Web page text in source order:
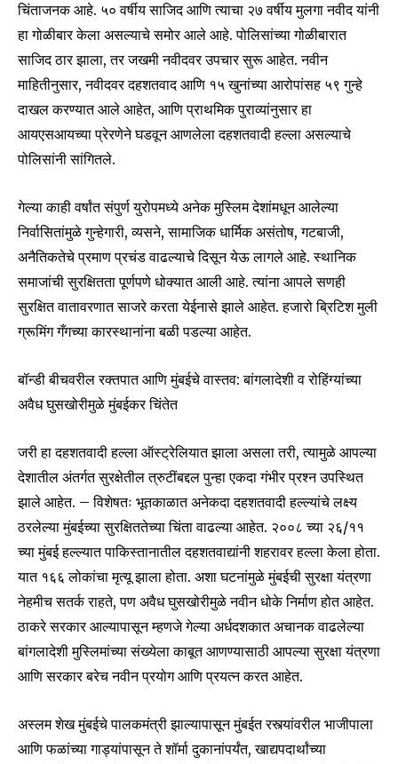
चिंताजनक आहे. ५० वर्षीय साजिद आणि त्याचा २७ वर्षीय मुलगा नवीद यांनी
हा गोळीबार केला असल्याचे समोर आले आहे. पोलिसांच्या गोळीबारात
साजिद ठार झाला, तर जखमी नवीदवर उपचार सुरू आहेत. नवीन
माहितीनुसार, नवीदवर दहशतवाद आणि १५ खुनांच्या आरोपांसह ५९ गुन्हे
दाखल करण्यात आले आहेत, आणि प्राथमिक पुराव्यांनुसार हा
आयएसआयच्या प्रेरणेने घडवून आणलेला दहशतवादी हल्ला असल्याचे
पोलिसांनी सांगितले.
गेल्या काही वर्षांत संपुर्ण युरोपमध्ये अनेक मुस्लिम देशांमधून आलेल्या
निर्वासितांमुळे गुन्हेगारी, व्यसने, सामाजिक धार्मिक असंतोष, गटबाजी,
अनैतिकतेचे प्रमाण प्रचंड वाढल्याचे दिसून येऊ लागले आहे. स्थानिक
समाजांची सुरक्षितता पूर्णपणे धोक्यात आली आहे. त्यांना आपले सणही
सुरक्षित वातावरणात साजरे करता येईनासे झाले आहेत. हजारो ब्रिटिश मुली
ग्रूमिंग गँगच्या कारस्थानांना बळी पडल्या आहेत.
बॉन्डी बीचवरील रक्तपात आणि मुंबईचे वास्तव: बांगलादेशी व रोहिंग्यांच्या
अवैध घुसखोरीमुळे मुंबईकर चिंतेत
जरी हा दहशतवादी हल्ला ऑस्ट्रेलियात झाला असला तरी, त्यामुळे आपल्या
देशातील अंतर्गत सुरक्षेतील त्रुटींबद्दल पुन्हा एकदा गंभीर प्रश्न उपस्थित
झाले आहेत. – विशेषतः भूतकाळात अनेकदा दहशतवादी हल्ल्यांचे लक्ष्य
ठरलेल्या मुंबईच्या सुरक्षिततेच्या चिंता वाढल्या आहेत. २००८ च्या २६/११
च्या मुंबई हल्ल्यात पाकिस्तानातील दहशतवाद्यांनी शहरावर हल्ला केला होता.
यात १६६ लोकांचा मृत्यू झाला होता. अशा घटनांमुळे मुंबईची सुरक्षा यंत्रणा
नेहमीच सतर्क राहते, पण अवैध घुसखोरीमुळे नवीन धोके निर्माण होत आहेत.
ठाकरे सरकार आल्यापासून म्हणजे गेल्या अर्धदशकात अचानक वाढलेल्या
बांगलादेशी मुस्लिमांच्या संख्येला काबूत आणण्यासाठी आपल्या सुरक्षा यंत्रणा
आणि सरकार बरेच नवीन प्रयोग आणि प्रयत्न करत आहेत.
अस्लम शेख मुंबईचे पालकमंत्री झाल्यापासून मुंबईत रस्त्यांवरील भाजीपाला
आणि फळांच्या गाड्यांपासून ते शॉर्मा दुकानांपर्यंत, खाद्यपदार्थांच्या